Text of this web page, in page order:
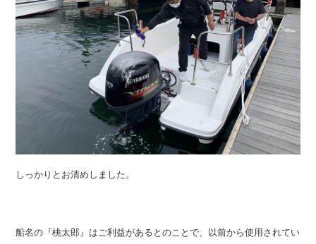
しっかりとお清めしました。
船名の『桃太郎』はご利益があるとのことで、以前から使用されてい